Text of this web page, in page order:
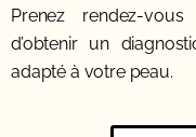
Prenez rendez-
d’obtenir un
adapté à votre peau.